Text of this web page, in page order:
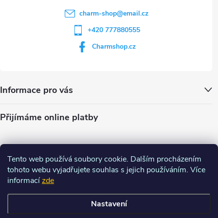
Tento web používá soubory cookie. Dalším procházením
tohoto webu vyjadřujete souhlas s jejich používáním. Více
informacízde
Nastavení
charm-shop@email.cz
+420 777880555
Charmshop.cz
Informace pro vás
Přijímáme online platby